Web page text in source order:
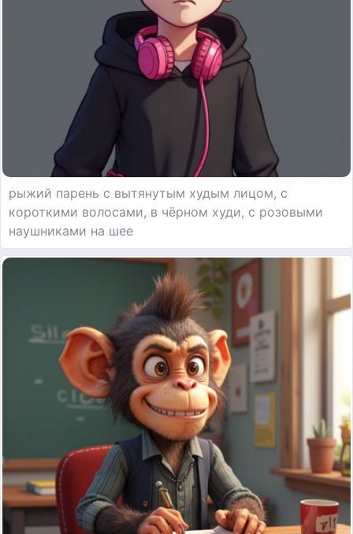
рыжий парень с вытянутым худым лицом, с
короткими волосами, в чёрном худи, с розовыми
наушниками на шее